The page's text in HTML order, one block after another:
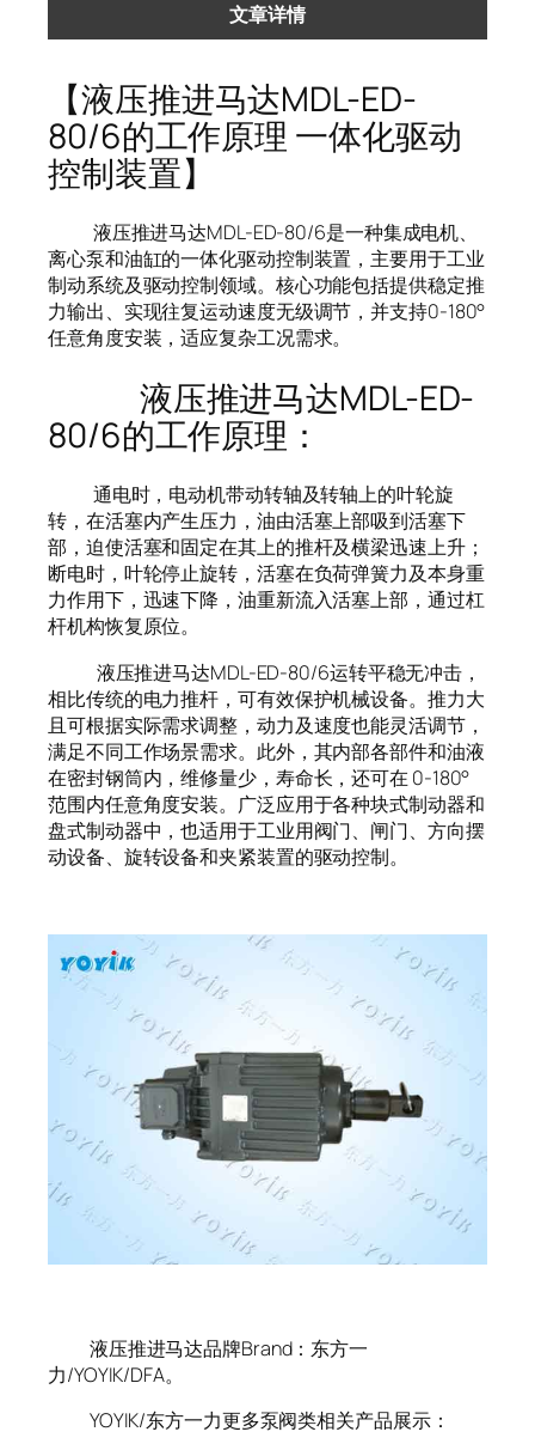
文章详情
【液压推进马达MDL-ED-
80/6的工作原理 一体化驱动
控制装置】
液压推进马达MDL-ED-80/6是一种集成电机、
离心泵和油缸的一体化驱动控制装置，主要用于工业
制动系统及驱动控制领域。核心功能包括提供稳定推
力输出、实现往复运动速度无级调节，并支持0-180°
任意角度安装，适应复杂工况需求。
液压推进马达MDL-ED-
80/6的工作原理：
通电时，电动机带动转轴及转轴上的叶轮旋
转，在活塞内产生压力，油由活塞上部吸到活塞下
部，迫使活塞和固定在其上的推杆及横梁迅速上升；
断电时，叶轮停止旋转，活塞在负荷弹簧力及本身重
力作用下，迅速下降，油重新流入活塞上部，通过杠
杆机构恢复原位。
液压推进马达MDL-ED-80/6运转平稳无冲击，
相比传统的电力推杆，可有效保护机械设备。推力大
且可根据实际需求调整，动力及速度也能灵活调节，
满足不同工作场景需求。此外，其内部各部件和油液
在密封钢筒内，维修量少，寿命长，还可在 0-180°
范围内任意角度安装。广泛应用于各种块式制动器和
盘式制动器中，也适用于工业用阀门、闸门、方向摆
动设备、旋转设备和夹紧装置的驱动控制。
液压推进马达品牌Brand：东方一
力/YOYIK/DFA。
YOYIK/东方一力更多泵阀类相关产品展示：